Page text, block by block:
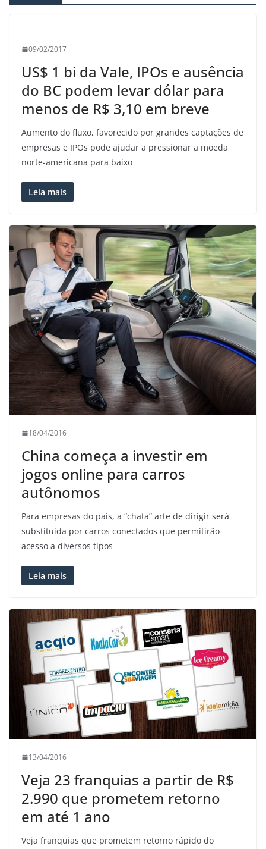
09/02/2017
US$ 1 bi da Vale, IPOs e ausência
do BC podem levar dólar para
menos de R$ 3,10 em breve
Aumento do fluxo, favorecido por grandes captações de
empresas e IPOs pode ajudar a pressionar a moeda
norte-americana para baixo
Leia mais
18/04/2016
China começa a investir em
jogos online para carros
autônomos
Para empresas do país, a “chata” arte de dirigir será
substituída por carros conectados que permitirão
acesso a diversos tipos
Leia mais
13/04/2016
Veja 23 franquias a partir de R$
2.990 que prometem retorno
em até 1 ano
Veja franquias que prometem retorno rápido do